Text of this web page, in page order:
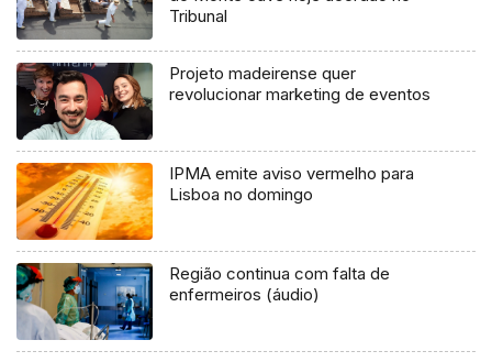
Tribunal
Projeto madeirense quer
revolucionar marketing de eventos
IPMA emite aviso vermelho para
Lisboa no domingo
Região continua com falta de
enfermeiros (áudio)